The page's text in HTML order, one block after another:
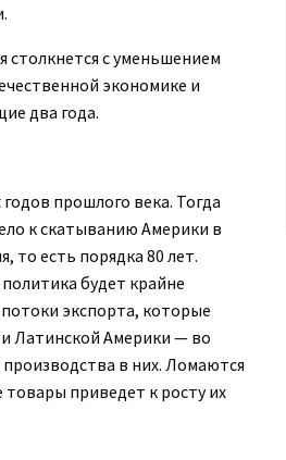
столкнется с уменьшением
экономике и
два года.
прошлого века. Тогда
к скатыванию Америки в
то есть порядка 80 лет.
будет крайне
экспорта, которые
Латинской Америки — во
в них. Ломаются
приведет к росту их